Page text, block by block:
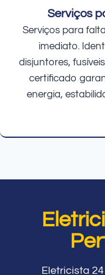
Serviços
Serviços para
imediato.
disjuntores,
certificado
energia,
Eletricista